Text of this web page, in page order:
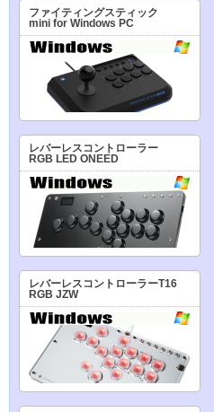
ファイティングスティック
mini for Windows PC
レバーレスコントローラー
RGB LED ONEED
レバーレスコントローラーT16
RGB JZW